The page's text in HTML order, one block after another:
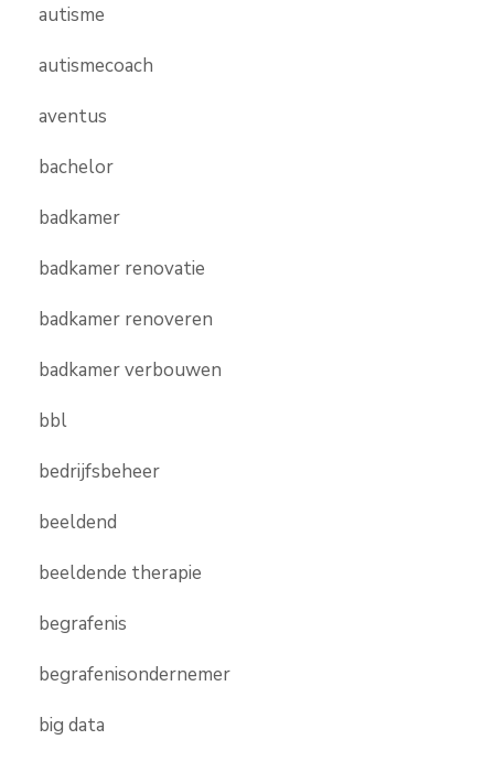
autisme
autismecoach
aventus
bachelor
badkamer
badkamer renovatie
badkamer renoveren
badkamer verbouwen
bbl
bedrijfsbeheer
beeldend
beeldende therapie
begrafenis
begrafenisondernemer
big data